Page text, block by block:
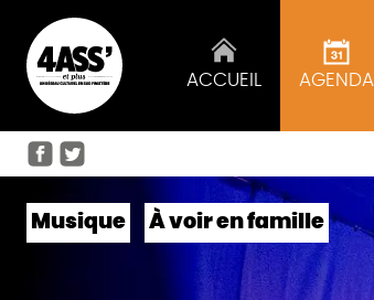
ACCUEIL AGENDA
Musique À voir en famille